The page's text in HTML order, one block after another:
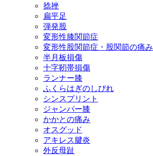
捻挫
扁平足
弾発股
変形性膝関節症
変形性股関節症・股関節の痛み
半月板損傷
十字靭帯損傷
ランナー膝
ふくらはぎのしびれ
シンスプリント
ジャンパー膝
かかとの痛み
オスグッド
アキレス腱炎
外反母趾